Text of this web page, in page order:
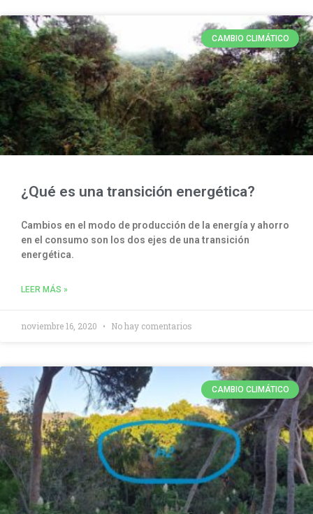
CAMBIO CLIMÁTICO
¿Qué es una transición energética?
Cambios en el modo de producción de la energía y ahorro
en el consumo son los dos ejes de una transición
energética.
LEER MÁS »
noviembre 16, 2020 No hay comentarios
CAMBIO CLIMÁTICO